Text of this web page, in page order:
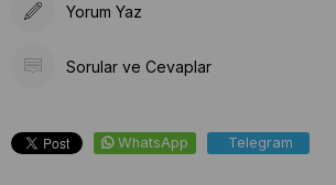
Yorum Yaz
Sorular ve Cevaplar
WhatsApp Telegram